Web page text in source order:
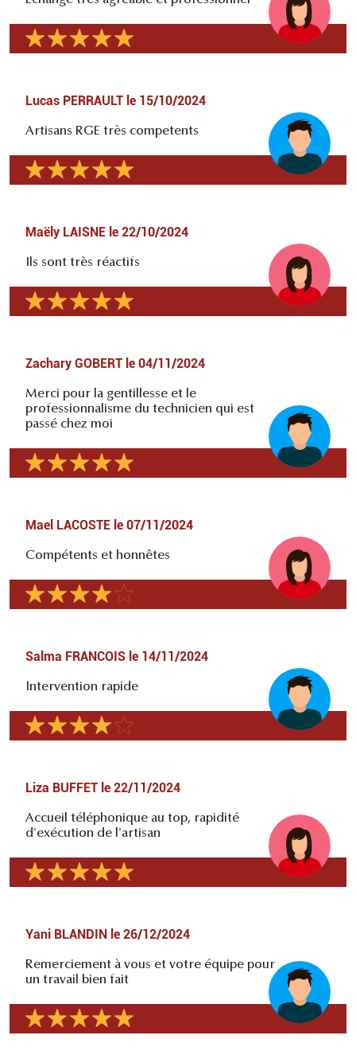
Lucas PERRAULT le 15/10/2024
Artisans RGE très competents
Maëly LAISNE le 22/10/2024
Ils sont très réactifs
Zachary GOBERT le 04/11/2024
Merci pour la gentillesse et le
professionnalisme du technicien qui est
passé chez moi
Mael LACOSTE le 07/11/2024
Compétents et honnêtes
Salma FRANCOIS le 14/11/2024
Intervention rapide
Liza BUFFET le 22/11/2024
Accueil téléphonique au top, rapidité
d'exécution de l'artisan
Yani BLANDIN le 26/12/2024
Remerciement à vous et votre équipe pour
un travail bien fait